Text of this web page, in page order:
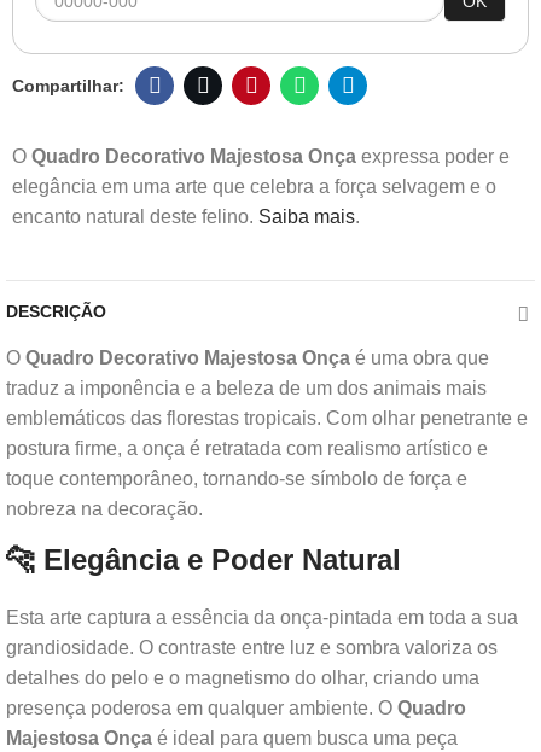
O Quadro Decorativo Majestosa Onça expressa poder e
elegância em uma arte que celebra a força selvagem e o
encanto natural deste felino. Saiba mais.
DESCRIÇÃO
O Quadro Decorativo Majestosa Onça é uma obra que
traduz a imponência e a beleza de um dos animais mais
emblemáticos das florestas tropicais. Com olhar penetrante e
postura firme, a onça é retratada com realismo artístico e
toque contemporâneo, tornando-se símbolo de força e
nobreza na decoração.
🐆 Elegância e Poder Natural
Esta arte captura a essência da onça-pintada em toda a sua
grandiosidade. O contraste entre luz e sombra valoriza os
detalhes do pelo e o magnetismo do olhar, criando uma
presença poderosa em qualquer ambiente. O Quadro
Majestosa Onça é ideal para quem busca uma peça